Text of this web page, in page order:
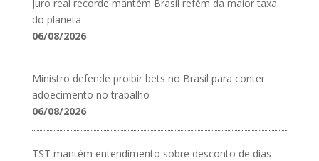
Juro real recorde mantém Brasil refém da maior taxa
do planeta
06/08/2026
Ministro defende proibir bets no Brasil para conter
adoecimento no trabalho
06/08/2026
TST mantém entendimento sobre desconto de dias